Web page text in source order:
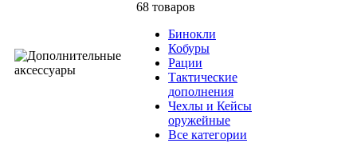
68 товаров
Бинокли
Кобуры
Рации
Тактические
дополнения
Чехлы и Кейсы
оружейные
Все категории